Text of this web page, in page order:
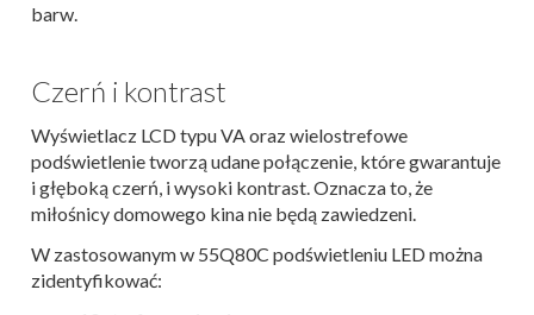
barw.
Czerń i kontrast
Wyświetlacz LCD typu VA oraz wielostrefowe
podświetlenie tworzą udane połączenie, które gwarantuje
i głęboką czerń, i wysoki kontrast. Oznacza to, że
miłośnicy domowego kina nie będą zawiedzeni.
W zastosowanym w 55Q80C podświetleniu LED można
zidentyfikować: